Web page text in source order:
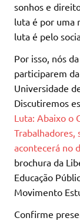
sonhos e
luta é por uma
luta é pelo
Por isso, nós
participarem
Universidade
Discutiremos
Luta: Abaixo o
Trabalhadores,
acontecerá no
brochura da
Educação
Movimento
Confirme